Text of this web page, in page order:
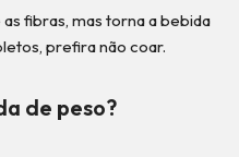
fibras, mas torna a bebida
prefira não coar.
de peso?